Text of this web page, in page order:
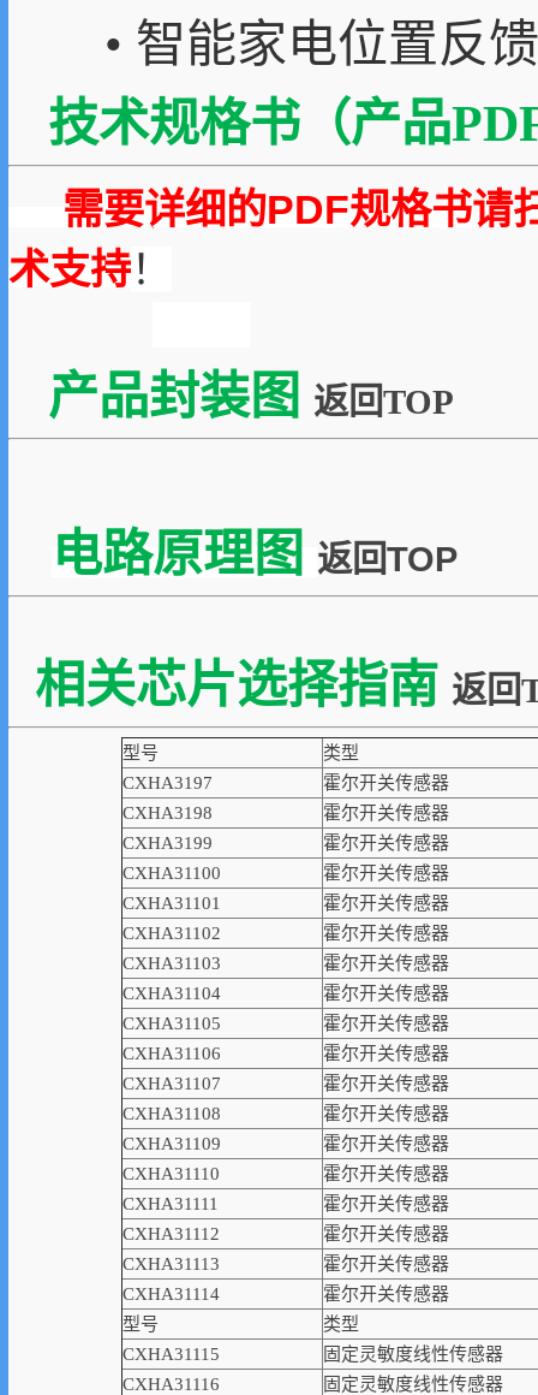
• 智能家电位置反
技术规格书（产品
需要详细的PDF规格书请
术支持！
产品封装图 返回TOP
电路原理图 返回TOP
相关芯片选择指南 返回
型号
类型
CXHA3197
霍尔开关传感器
CXHA3198
霍尔开关传感器
CXHA3199
霍尔开关传感器
CXHA31100
霍尔开关传感器
CXHA31101
霍尔开关传感器
CXHA31102
霍尔开关传感器
CXHA31103
霍尔开关传感器
CXHA31104
霍尔开关传感器
CXHA31105
霍尔开关传感器
CXHA31106
霍尔开关传感器
CXHA31107
霍尔开关传感器
CXHA31108
霍尔开关传感器
CXHA31109
霍尔开关传感器
CXHA31110
霍尔开关传感器
CXHA31111
霍尔开关传感器
CXHA31112
霍尔开关传感器
CXHA31113
霍尔开关传感器
CXHA31114
霍尔开关传感器
型号
类型
CXHA31115
固定灵敏度线性传感器
CXHA31116
固定灵敏度线性传感器